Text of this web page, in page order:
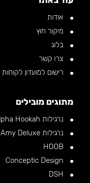
אודות
מיקור חוץ
בלוג
צרו קשר
רישום למועדון לקוחות
מתוגים מובילים
נרגילות Alpha Hookah
נרגילות Amy Deluxe